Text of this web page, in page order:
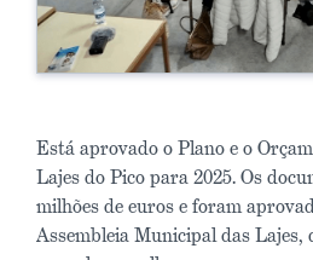
Está aprovado o Plano e o
Lajes do Pico para 2025. Os
milhões de euros e foram
Assembleia Municipal das Lajes,